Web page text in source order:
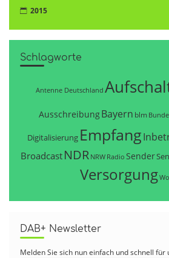
2015
Schlagworte
Antenne Deutschland
AusschreibungBayern blm
Digitalisierung Empfang
Broadcast NDR NRW Radio Sender
Versorgung
DAB+ Newsletter
Melden Sie sich nun einfach und schnell